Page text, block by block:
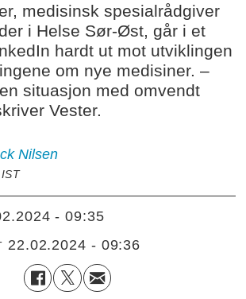
medisinsk spesialrådgiver
i Helse Sør-Øst, går i et
hardt ut mot utviklingen
om nye medisiner. –
situasjon med omvendt
Vester.
Nilsen
- 09:35
22.02.2024 - 09:36